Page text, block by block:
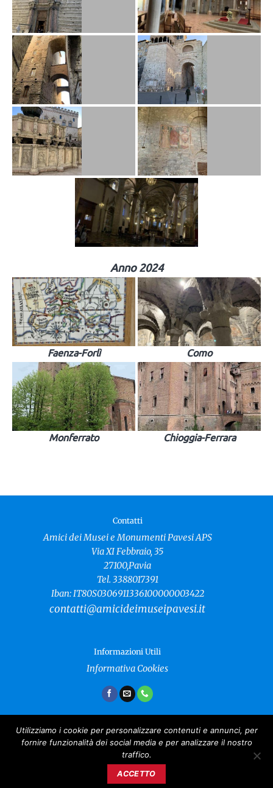
Anno 2024
Faenza-Forlì Como
Monferrato Chioggia-Ferrara
Contatti
Amici dei Musei e Monumenti Pavesi APS
Via XI Febbraio, 35
27100,Pavia
Tel. 3388017391
Iban: IT80S0306911336100000003422
contatti@amicideimuseipavesi.it
Informazioni Utili
Informativa Cookies
Amici dei Musei e Monumenti Pavesi
Copyright 2024 ©
CF: 96021040181
Utilizziamo i cookie per personalizzare contenuti e annunci, per
fornire funzionalità dei social media e per analizzare il nostro
traffico.
ACCETTO